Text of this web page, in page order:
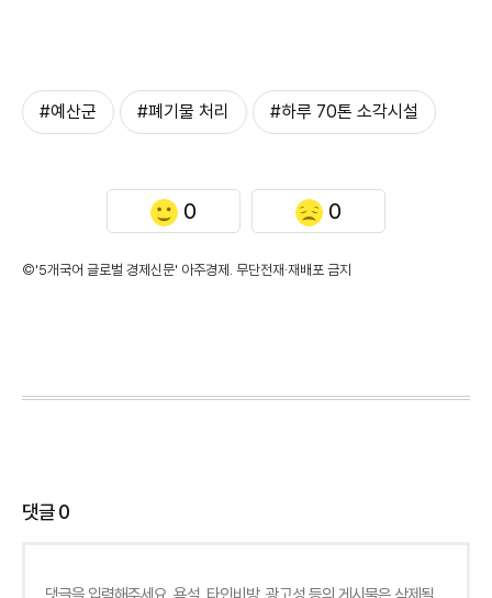
#예산군 #폐기물 처리 #하루 70톤 소각시설
0 0
©'5개국어 글로벌 경제신문' 아주경제. 무단전재·재배포 금지
댓글0